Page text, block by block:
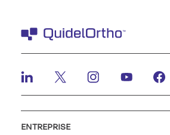
ENTREPRISE